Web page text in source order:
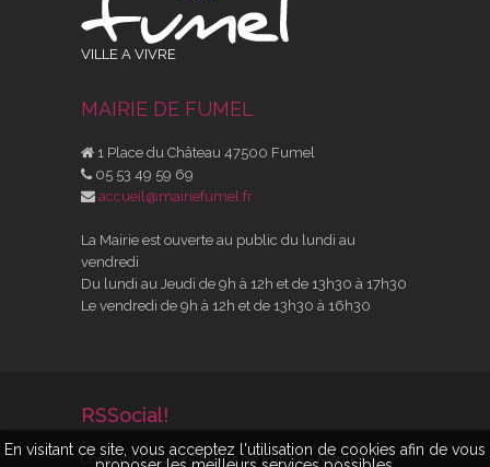
En visitant ce site, vous acceptez l'utilisation de cookies afin de vous
VILLE A VIVRE
MAIRIE DE FUMEL
1 Place du Château 47500 Fumel
05 53 49 59 69
accueil@mairiefumel.fr
La Mairie est ouverte au public du lundi au
vendredi
Du lundi au Jeudi de 9h à 12h et de 13h30 à 17h30
Le vendredi de 9h à 12h et de 13h30 à 16h30
RSSocial!
Copyright © 2015 Mairie de Fumel -Mentions